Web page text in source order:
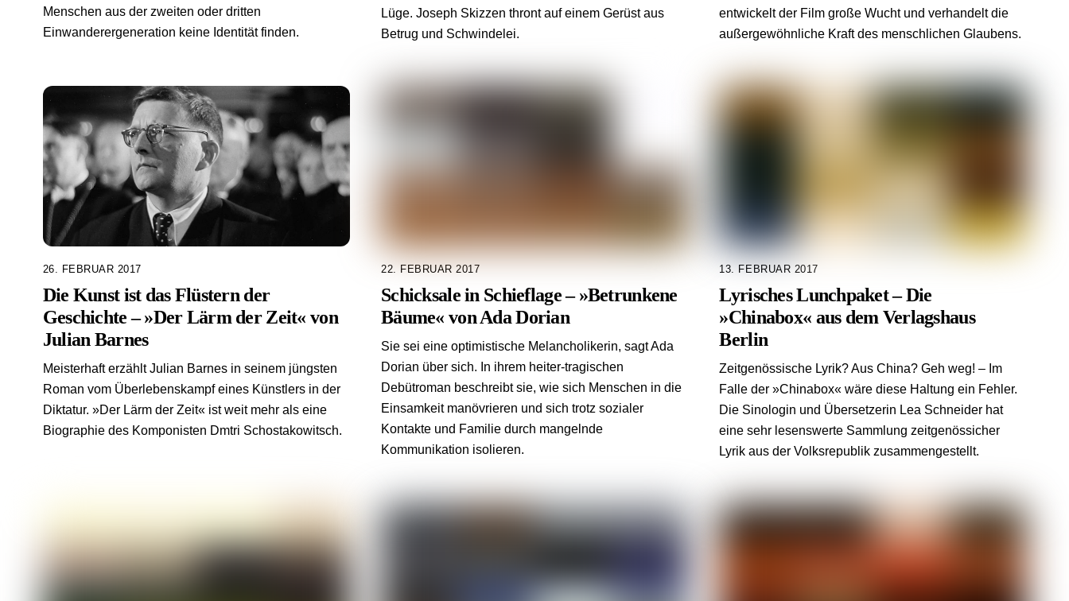
Menschen aus der zweiten oder dritten
Einwanderergeneration keine Identität finden.
Lüge. Joseph Skizzen thront auf einem Gerüst aus
Betrug und Schwindelei.
entwickelt der Film große Wucht und verhandelt die
außergewöhnliche Kraft des menschlichen Glaubens.
26. FEBRUAR 2017
Die Kunst ist das Flüstern der
Geschichte – »Der Lärm der Zeit« von
Julian Barnes
Meisterhaft erzählt Julian Barnes in seinem jüngsten
Roman vom Überlebenskampf eines Künstlers in der
Diktatur. »Der Lärm der Zeit« ist weit mehr als eine
Biographie des Komponisten Dmtri Schostakowitsch.
22. FEBRUAR 2017
Schicksale in Schieflage – »Betrunkene
Bäume« von Ada Dorian
Sie sei eine optimistische Melancholikerin, sagt Ada
Dorian über sich. In ihrem heiter-tragischen
Debütroman beschreibt sie, wie sich Menschen in die
Einsamkeit manövrieren und sich trotz sozialer
Kontakte und Familie durch mangelnde
Kommunikation isolieren.
13. FEBRUAR 2017
Lyrisches Lunchpaket – Die
»Chinabox« aus dem Verlagshaus
Berlin
Zeitgenössische Lyrik? Aus China? Geh weg! – Im
Falle der »Chinabox« wäre diese Haltung ein Fehler.
Die Sinologin und Übersetzerin Lea Schneider hat
eine sehr lesenswerte Sammlung zeitgenössicher
Lyrik aus der Volksrepublik zusammengestellt.